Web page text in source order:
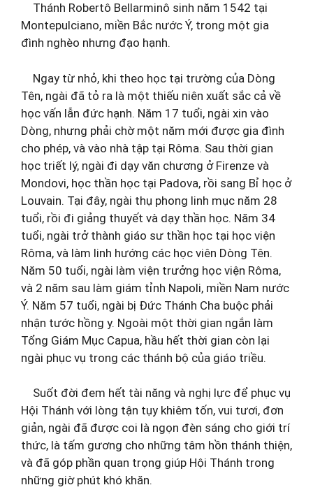
Thánh Robertô Bellarminô sinh năm 1542 tại
Montepulciano, miền Bắc nước Ý, trong một gia
đình nghèo nhưng đạo hạnh.
Ngay từ nhỏ, khi theo học tại trường của Dòng
Tên, ngài đã tỏ ra là một thiếu niên xuất sắc cả về
học vấn lẫn đức hạnh. Năm 17 tuổi, ngài xin vào
Dòng, nhưng phải chờ một năm mới được gia đình
cho phép, và vào nhà tập tại Rôma. Sau thời gian
học triết lý, ngài đi dạy văn chương ở Firenze và
Mondovi, học thần học tại Padova, rồi sang Bỉ học ở
Louvain. Tại đây, ngài thụ phong linh mục năm 28
tuổi, rồi đi giảng thuyết và dạy thần học. Năm 34
tuổi, ngài trở thành giáo sư thần học tại học viện
Rôma, và làm linh hướng các học viên Dòng Tên.
Năm 50 tuổi, ngài làm viện trưởng học viện Rôma,
và 2 năm sau làm giám tỉnh Napoli, miền Nam nước
Ý. Năm 57 tuổi, ngài bị Đức Thánh Cha buộc phải
nhận tước hồng y. Ngoài một thời gian ngắn làm
Tổng Giám Mục Capua, hầu hết thời gian còn lại
ngài phục vụ trong các thánh bộ của giáo triều.
Suốt đời đem hết tài năng và nghị lực để phục vụ
Hội Thánh với lòng tận tụy khiêm tốn, vui tươi, đơn
giản, ngài đã được coi là ngọn đèn sáng cho giới trí
thức, là tấm gương cho những tâm hồn thánh thiện,
và đã góp phần quan trọng giúp Hội Thánh trong
những giờ phút khó khăn.